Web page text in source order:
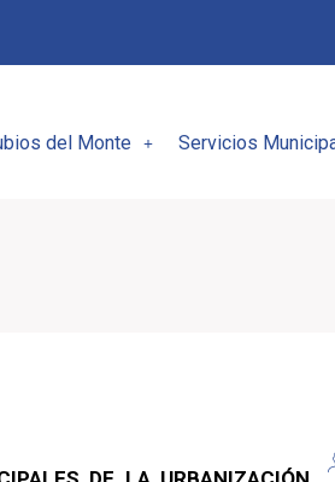
del Monte Servicios